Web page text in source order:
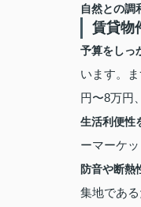
自然との調
賃貸物
予算をしっ
います。
円〜8万円
生活利便性
ーマーケ
防音や断熱
集地であ